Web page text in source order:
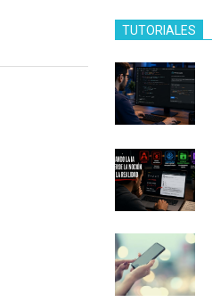
TUTORIALES